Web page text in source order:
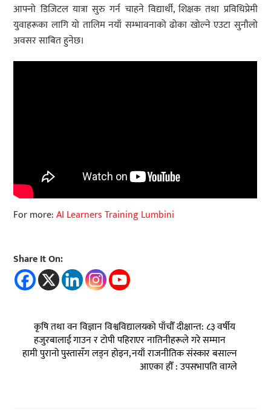
आफ्नो डिजिटल यात्रा सुरु गर्न चाहने विद्यार्थी, शिक्षक तथा प्रविधिप्रेमी
युवाहरूका लागि यो तालिम नयाँ सम्भावनाको ढोका खोल्ने एउटा सुनौलो
अवसर साबित हुनेछ।
For more:AI Learners Training Lumbini
Share It On:
कृषि तथा वन विज्ञान विश्वविद्यालयको पाँचौँ दीक्षान्त: ८३ वर्षीय
हजुरबालाई गाउन र टोपी पहिराएर नातिनीहरूले गरे सम्मान
हामी पुरानो पुस्तासँग लड्न होइन, नयाँ राजनीतिक संस्कार बसाल्न
आएका हौँ : उपसभापति वाग्ले